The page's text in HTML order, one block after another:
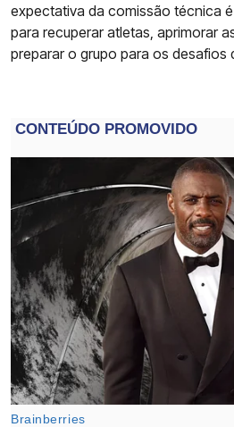
expectativa da comissão técnica
para recuperar atletas, aprimorar
preparar o grupo para os desafios